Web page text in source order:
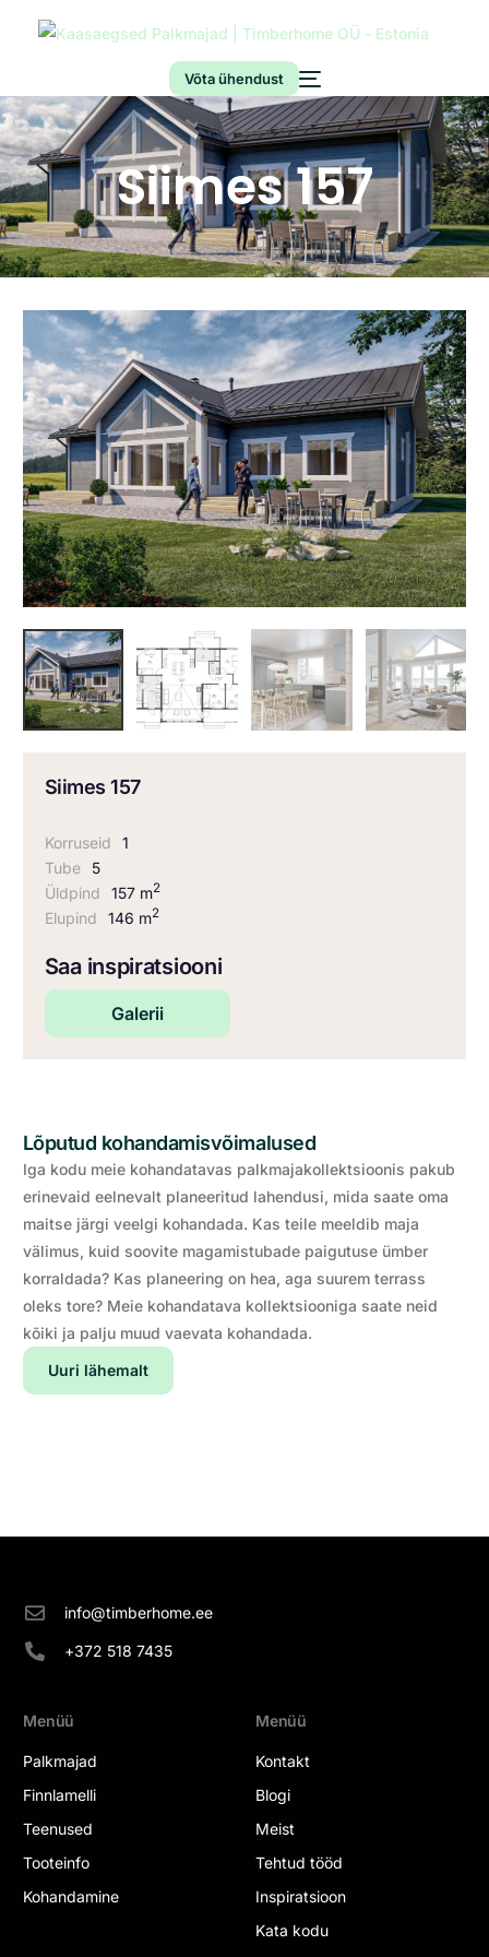
Võta ühendust
Siimes 157
Siimes 157
Korruseid
1
Tube
5
Üldpind
157 m2
Elupind 146 m2
Saa inspiratsiooni
Galerii
Lõputud kohandamisvõimalused
Iga kodu meie kohandatavas palkmajakollektsioonis pakub
erinevaid eelnevalt planeeritud lahendusi, mida saate oma
maitse järgi veelgi kohandada. Kas teile meeldib maja
välimus, kuid soovite magamistubade paigutuse ümber
korraldada? Kas planeering on hea, aga suurem terrass
oleks tore? Meie kohandatava kollektsiooniga saate neid
kõiki ja palju muud vaevata kohandada.
Uuri lähemalt
info@timberhome.ee
+372 518 7435
Menüü
Palkmajad
Finnlamelli
Teenused
Tooteinfo
Kohandamine
Menüü
Kontakt
Blogi
Meist
Tehtud tööd
Inspiratsioon
Kata kodu